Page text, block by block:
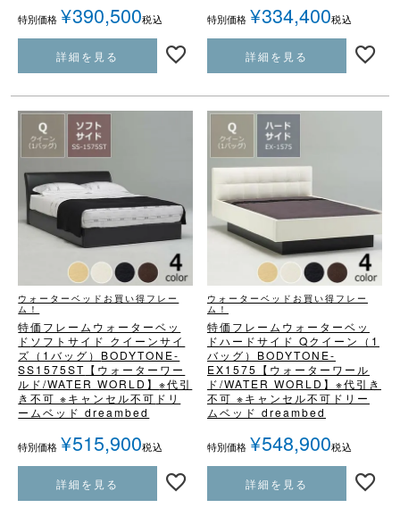
特別価格 ¥390,500税込
詳細を見る
特別価格 ¥334,400税込
詳細を見る
ウォーターベッドお買い得フレー
ム！
特価フレームウォーターベッ
ド ソフトサイド クイーンサイ
ズ（1バッグ） BODYTONE-
SS1575ST 【ウォーターワー
ルド/WATER WORLD】※代引
き不可 ※キャンセル不可 ドリ
ームベッド dreambed
特別価格 ¥515,900税込
詳細を見る
ウォーターベッドお買い得フレー
ム！
特価フレームウォーターベッ
ドハードサイド Qクイーン（1
バッグ） BODYTONE-
EX1575 【ウォーターワール
ド/WATER WORLD】 ※代引き
不可 ※キャンセル不可 ドリー
ムベッド dreambed
特別価格 ¥548,900税込
詳細を見る